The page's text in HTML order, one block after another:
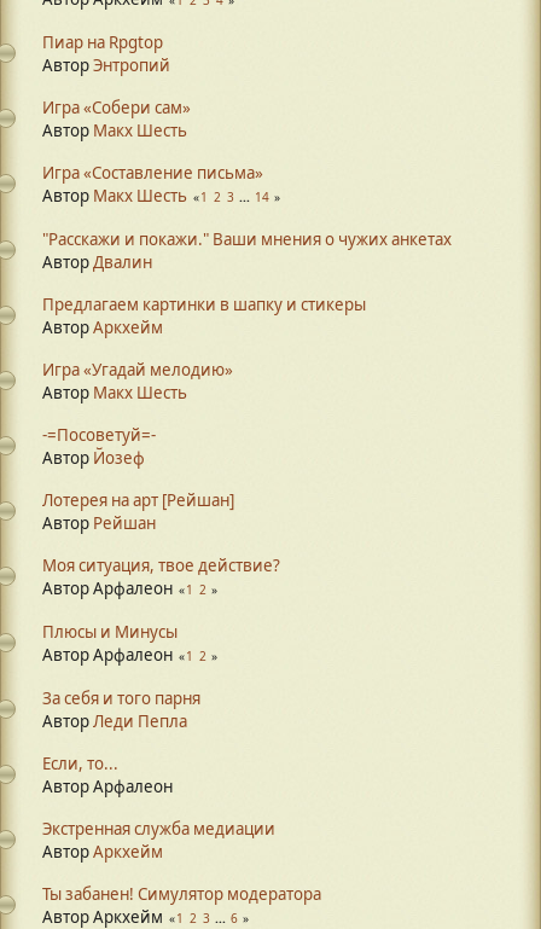
Пиар на Rpgtop
АвторЭнтропий
Игра «Собери сам»
Автор Макх Шесть
Игра «Составление письма»
Автор Макх Шесть 1 2 3 ... 14
"Расскажи и покажи." Ваши мнения о чужих анкетах
АвторДвалин
Предлагаем картинки в шапку и стикеры
АвторАркхейм
Игра «Угадай мелодию»
Автор Макх Шесть
-=Посоветуй=-
Автор Йозеф
Лотерея на арт [Рейшан]
Автор Рейшан
Моя ситуация, твое действие?
Автор Арфалеон
1 2
Плюсы и Минусы
Автор Арфалеон
1 2
За себя и того парня
АвторЛеди Пепла
Если, то...
Автор Арфалеон
Экстренная служба медиации
АвторАркхейм
Ты забанен! Симулятор модератора
Автор Аркхейм
1 2 3 ... 6